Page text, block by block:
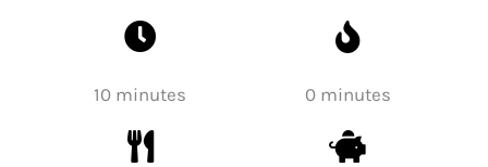
10 minutes 0 minutes